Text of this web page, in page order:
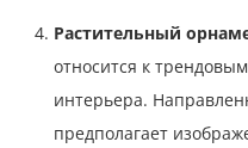
Растительный
относится к
интерьера.
предполагает